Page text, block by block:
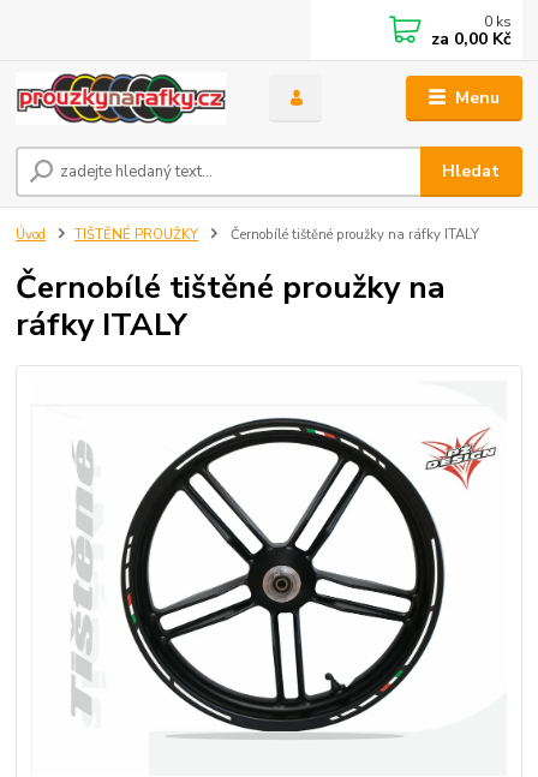
Menu
Hledat
0 ks
za 0,00 Kč
Úvod TIŠTĚNÉ PROUŽKY Černobílé tištěné proužky na ráfky ITALY
Černobílé tištěné proužky na
ráfky ITALY